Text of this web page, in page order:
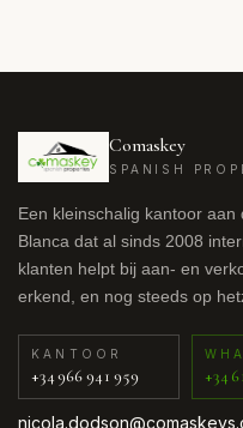
Comaskey
SPANISH
Een kleinschalig kantoor aan
Blanca dat al sinds 2008
klanten helpt bij aan- en
erkend, en nog steeds op
KANTOOR
+34 966 941 959 +34